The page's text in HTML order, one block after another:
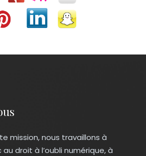
mission, nous travaillons à
droit à l’oubli numérique, à